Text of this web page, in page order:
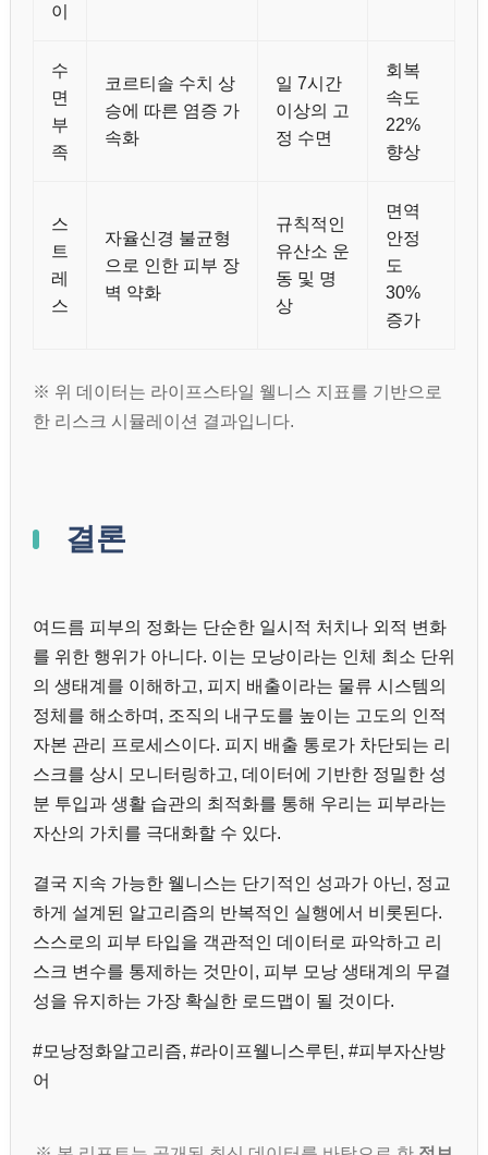
이
수
면
부
족
코르티솔 수치 상
승에 따른 염증 가
속화
일 7시간
이상의 고
정 수면
회복
속도
22%
향상
스
트
레
스
자율신경 불균형
으로 인한 피부 장
벽 약화
규칙적인
유산소 운
동 및 명
상
면역
안정
도
30%
증가
※ 위 데이터는 라이프스타일 웰니스 지표를 기반으로
한 리스크 시뮬레이션 결과입니다.
결론
여드름 피부의 정화는 단순한 일시적 처치나 외적 변화
를 위한 행위가 아니다. 이는 모낭이라는 인체 최소 단위
의 생태계를 이해하고, 피지 배출이라는 물류 시스템의
정체를 해소하며, 조직의 내구도를 높이는 고도의 인적
자본 관리 프로세스이다. 피지 배출 통로가 차단되는 리
스크를 상시 모니터링하고, 데이터에 기반한 정밀한 성
분 투입과 생활 습관의 최적화를 통해 우리는 피부라는
자산의 가치를 극대화할 수 있다.
결국 지속 가능한 웰니스는 단기적인 성과가 아닌, 정교
하게 설계된 알고리즘의 반복적인 실행에서 비롯된다.
스스로의 피부 타입을 객관적인 데이터로 파악하고 리
스크 변수를 통제하는 것만이, 피부 모낭 생태계의 무결
성을 유지하는 가장 확실한 로드맵이 될 것이다.
#모낭정화알고리즘, #라이프웰니스루틴, #피부자산방
어